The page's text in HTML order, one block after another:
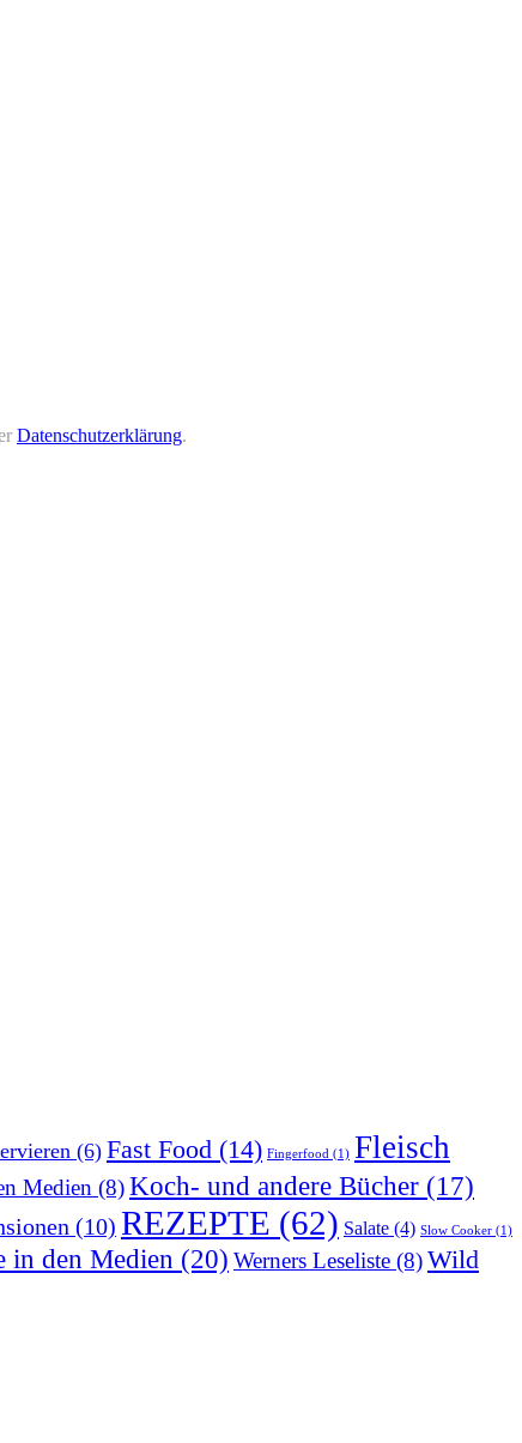
Datenschutzerklärung.
(6) Fast Food (14) Fingerfood (1) Fleisch
Medien (8)Koch- und andere Bücher (17)
(10) REZEPTE (62) Salate (4) Slow Cooker (1)
in den Medien (20) Werners Leseliste (8)Wild